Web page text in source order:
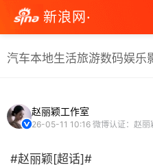
新浪网·
汽车本地生活旅游数码娱乐
赵丽颖工作室
26-05-11 10:16 微博认证：赵丽
#赵丽颖[超话]#